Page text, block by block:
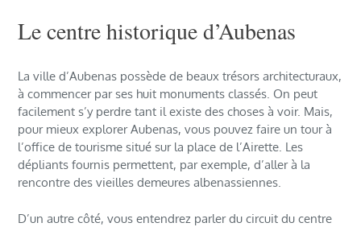
Le centre historique d’Aubenas
La ville d’Aubenas possède de beaux trésors architecturaux,
à commencer par ses huit monuments classés. On peut
facilement s’y perdre tant il existe des choses à voir. Mais,
pour mieux explorer Aubenas, vous pouvez faire un tour à
l’office de tourisme situé sur la place de l’Airette. Les
dépliants fournis permettent, par exemple, d’aller à la
rencontre des vieilles demeures albenassiennes.
D’un autre côté, vous entendrez parler du circuit du centre